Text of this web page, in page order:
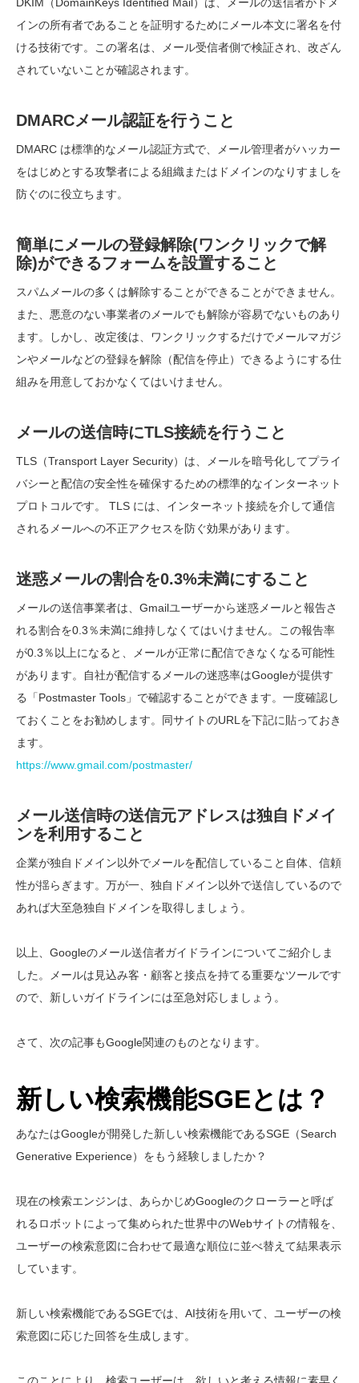
インの所有者であることを証明するためにメール本文に署名を付
ける技術です。この署名は、メール受信者側で検証され、改ざん
されていないことが確認されます。
DMARCメール認証を行うこと
DMARC は標準的なメール認証方式で、メール管理者がハッカー
をはじめとする攻撃者による組織またはドメインのなりすましを
防ぐのに役立ちます。
簡単にメールの登録解除(ワンクリックで解
除)ができるフォームを設置すること
スパムメールの多くは解除することができることができません。
また、悪意のない事業者のメールでも解除が容易でないものあり
ます。しかし、改定後は、ワンクリックするだけでメールマガジ
ンやメールなどの登録を解除（配信を停止）できるようにする仕
組みを用意しておかなくてはいけません。
メールの送信時にTLS接続を行うこと
TLS（Transport Layer Security）は、メールを暗号化してプライ
バシーと配信の安全性を確保するための標準的なインターネット
プロトコルです。 TLS には、インターネット接続を介して通信
されるメールへの不正アクセスを防ぐ効果があります。
迷惑メールの割合を0.3%未満にすること
メールの送信事業者は、Gmailユーザーから迷惑メールと報告さ
れる割合を0.3％未満に維持しなくてはいけません。この報告率
が0.3％以上になると、メールが正常に配信できなくなる可能性
があります。自社が配信するメールの迷惑率はGoogleが提供す
る「Postmaster Tools」で確認することができます。一度確認し
ておくことをお勧めします。同サイトのURLを下記に貼っておき
ます。
https://www.gmail.com/postmaster/
メール送信時の送信元アドレスは独自ドメイ
ンを利用すること
企業が独自ドメイン以外でメールを配信していること自体、信頼
性が揺らぎます。万が一、独自ドメイン以外で送信しているので
あれば大至急独自ドメインを取得しましょう。
以上、Googleのメール送信者ガイドラインについてご紹介しま
した。メールは見込み客・顧客と接点を持てる重要なツールです
ので、新しいガイドラインには至急対応しましょう。
さて、次の記事もGoogle関連のものとなります。
新しい検索機能SGEとは？
あなたはGoogleが開発した新しい検索機能であるSGE（Search
Generative Experience）をもう経験しましたか？
現在の検索エンジンは、あらかじめGoogleのクローラーと呼ば
れるロボットによって集められた世界中のWebサイトの情報を、
ユーザーの検索意図に合わせて最適な順位に並べ替えて結果表示
しています。
新しい検索機能であるSGEでは、AI技術を用いて、ユーザーの検
索意図に応じた回答を生成します。